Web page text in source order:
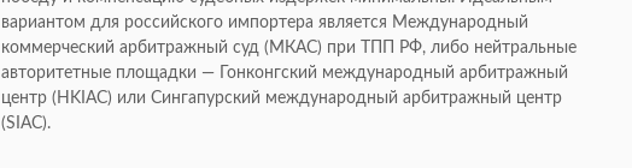
вариантом для российского импортера является Международный
коммерческий арбитражный суд (МКАС) при ТПП РФ, либо нейтральные
авторитетные площадки — Гонконгский международный арбитражный
центр (HKIAC) или Сингапурский международный арбитражный центр
(SIAC).